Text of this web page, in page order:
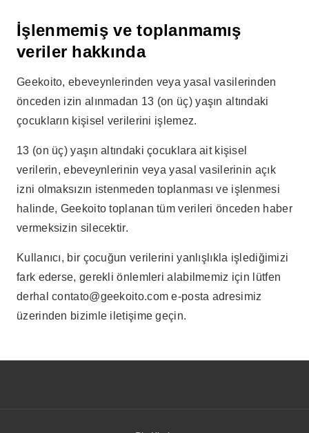
İşlenmemiş ve toplanmamış
veriler hakkında
Geekoito, ebeveynlerinden veya yasal vasilerinden
önceden izin alınmadan 13 (on üç) yaşın altındaki
çocukların kişisel verilerini işlemez.
13 (on üç) yaşın altındaki çocuklara ait kişisel
verilerin, ebeveynlerinin veya yasal vasilerinin açık
izni olmaksızın istenmeden toplanması ve işlenmesi
halinde, Geekoito toplanan tüm verileri önceden haber
vermeksizin silecektir.
Kullanıcı, bir çocuğun verilerini yanlışlıkla işlediğimizi
fark ederse, gerekli önlemleri alabilmemiz için lütfen
derhalcontato@geekoito.com e-posta adresimiz
üzerinden bizimle iletişime geçin.